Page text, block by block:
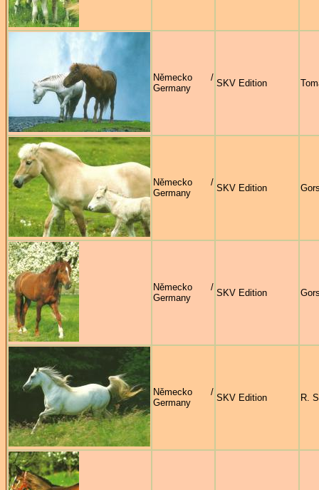
Německo /
Germany
SKV Edition
Německo /
Germany
SKV Edition
Německo /
Germany
SKV Edition
Německo /
Germany
SKV Edition R.